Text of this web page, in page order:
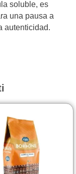
soluble, es
una pausa a
autenticidad.